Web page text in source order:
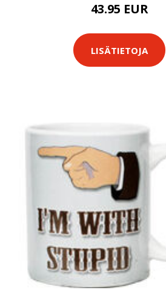
43.95 EUR
LISÄTIETOJA